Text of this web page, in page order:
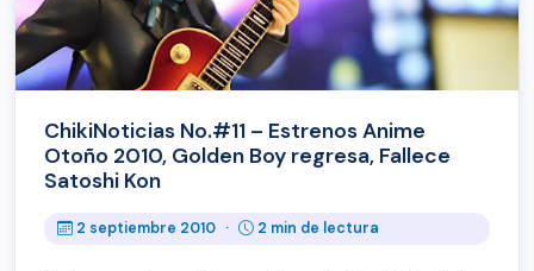
ChikiNoticias No.#11 – Estrenos Anime
Otoño 2010, Golden Boy regresa, Fallece
Satoshi Kon
2 septiembre 2010 · 2 min de lectura